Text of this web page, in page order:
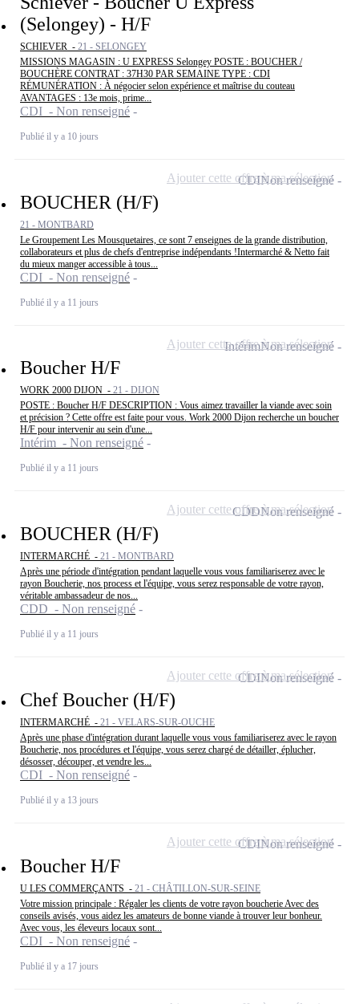
(Selongey) - H/F
SCHIEVER - 21 - SELONGEY
MISSIONS MAGASIN : U EXPRESS Selongey POSTE : BOUCHER /
BOUCHÈRE CONTRAT : 37H30 PAR SEMAINE TYPE : CDI
RÉMUNÉRATION : À négocier selon expérience et maîtrise du couteau
AVANTAGES : 13e mois, prime...
CDI - Non renseigné
Publié il y a 10 jours
BOUCHER (H/F)
21 - MONTBARD
Le Groupement Les Mousquetaires, ce sont 7 enseignes de la grande distribution,
collaborateurs et plus de chefs d'entreprise indépendants !Intermarché & Netto fait
du mieux manger accessible à tous...
CDI - Non renseigné
Publié il y a 11 jours
CDINon renseigné
Ajouter cette offre à ma sélection
Boucher H/F
WORK 2000 DIJON - 21 - DIJON
POSTE : Boucher H/F DESCRIPTION : Vous aimez travailler la viande avec soin
et précision ? Cette offre est faite pour vous. Work 2000 Dijon recherche un boucher
H/F pour intervenir au sein d'une...
Intérim - Non renseigné
Publié il y a 11 jours
IntérimNon renseigné
Ajouter cette offre à ma sélection
BOUCHER (H/F)
INTERMARCHÉ - 21 - MONTBARD
Après une période d'intégration pendant laquelle vous vous familiariserez avec le
rayon Boucherie, nos process et l'équipe, vous serez responsable de votre rayon,
véritable ambassadeur de nos...
CDD - Non renseigné
Publié il y a 11 jours
CDDNon renseigné
Ajouter cette offre à ma sélection
Chef Boucher (H/F)
INTERMARCHÉ - 21 - VELARS-SUR-OUCHE
Après une phase d'intégration durant laquelle vous vous familiariserez avec le rayon
Boucherie, nos procédures et l'équipe, vous serez chargé de détailler, éplucher,
désosser, découper, et vendre les...
CDI - Non renseigné
Publié il y a 13 jours
CDINon renseigné
Ajouter cette offre à ma sélection
Boucher H/F
U LES COMMERÇANTS - 21 - CHÂTILLON-SUR-SEINE
Votre mission principale : Régaler les clients de votre rayon boucherie Avec des
conseils avisés, vous aidez les amateurs de bonne viande à trouver leur bonheur.
Avec vous, les éleveurs locaux sont...
CDI - Non renseigné
Publié il y a 17 jours
CDINon renseigné
Ajouter cette offre à ma sélection